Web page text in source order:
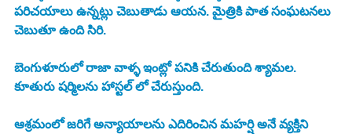
పరిచయాలు ఉన్నట్లు చెబుతాడు ఆయన. మైత్రికి పాత సంఘటనలు
చెబుతూ ఉంది సిరి.
బెంగుళూరులో రాజా వాళ్ళ ఇంట్లో పనికి చేరుతుంది శ్యామల.
కూతురు షర్మిలను హాస్టల్ లో చేరుస్తుంది.
ఆశ్రమంలో జరిగే అన్యాయాలను ఎదిరించిన మహర్షి అనే వ్యక్తిని